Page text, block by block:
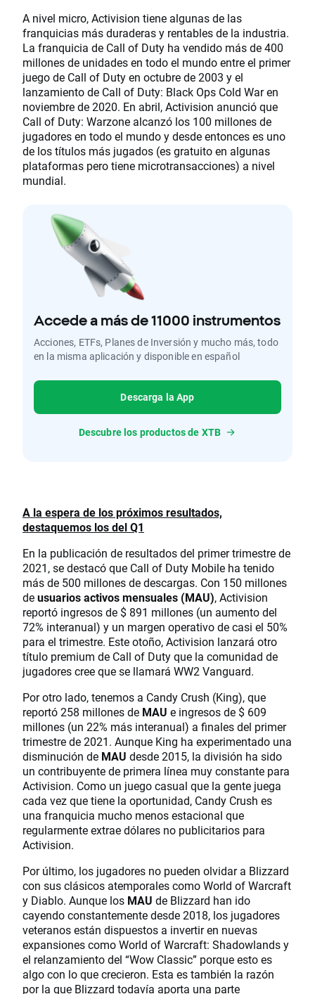
A nivel micro, Activision tiene algunas de las
franquicias más duraderas y rentables de la industria.
La franquicia de Call of Duty ha vendido más de 400
millones de unidades en todo el mundo entre el primer
juego de Call of Duty en octubre de 2003 y el
lanzamiento de Call of Duty: Black Ops Cold War en
noviembre de 2020. En abril, Activision anunció que
Call of Duty: Warzone alcanzó los 100 millones de
jugadores en todo el mundo y desde entonces es uno
de los títulos más jugados (es gratuito en algunas
plataformas pero tiene microtransacciones) a nivel
mundial.
Accede a más de 11000 instrumentos
Acciones, ETFs, Planes de Inversión y mucho más, todo
en la misma aplicación y disponible en español
Descarga la App
Descubre los productos de XTB
A la espera de los próximos resultados,
destaquemos los del Q1
En la publicación de resultados del primer trimestre de
2021, se destacó que Call of Duty Mobile ha tenido
más de 500 millones de descargas. Con 150 millones
deusuarios activos mensuales (MAU), Activision
reportó ingresos de $ 891 millones (un aumento del
72% interanual) y un margen operativo de casi el 50%
para el trimestre. Este otoño, Activision lanzará otro
título premium de Call of Duty que la comunidad de
jugadores cree que se llamará WW2 Vanguard.
Por otro lado, tenemos a Candy Crush (King), que
reportó 258 millones de MAU e ingresos de $ 609
millones (un 22% más interanual) a finales del primer
trimestre de 2021. Aunque King ha experimentado una
disminución de MAU desde 2015, la división ha sido
un contribuyente de primera línea muy constante para
Activision. Como un juego casual que la gente juega
cada vez que tiene la oportunidad, Candy Crush es
una franquicia mucho menos estacional que
regularmente extrae dólares no publicitarios para
Activision.
Por último, los jugadores no pueden olvidar a Blizzard
con sus clásicos atemporales como World of Warcraft
y Diablo. Aunque los MAU de Blizzard han ido
cayendo constantemente desde 2018, los jugadores
veteranos están dispuestos a invertir en nuevas
expansiones como World of Warcraft: Shadowlands y
el relanzamiento del “Wow Classic” porque esto es
algo con lo que crecieron. Esta es también la razón
por la que Blizzard todavía aporta una parte